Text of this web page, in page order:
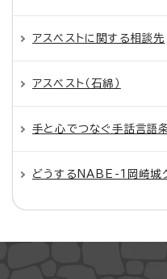
アスベストに関する相談先
アスベスト（石綿）
手と心でつなぐ手話言語
どうするNABE-1岡崎城